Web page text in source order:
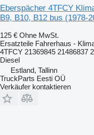
Eberspächer 4TFCY
B9, B10, B12 bus (1978-
125 € Ohne MwSt.
Ersatzteile Fahrerhaus -
4TFCY 21369845 21486837
Diesel
Estland, Tallinn
TruckParts Eesti OÜ
Verkäufer kontaktieren